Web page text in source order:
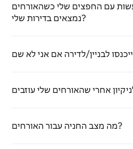
עם החפצים שלי כשהאורחים
נמצאים בדירות שלי?
מה מצב החניה עבור האורחים?